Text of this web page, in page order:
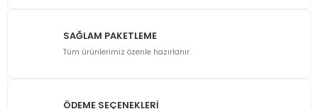
Ürün açıklamasında eksik bilgiler bulunuyor.
Ürün bilgilerinde hatalar bulunuyor.
SAĞLAM PAKETLEME
Tüm ürünlerimiz özenle hazırlanır.
ÖDEME SEÇENEKLERİ